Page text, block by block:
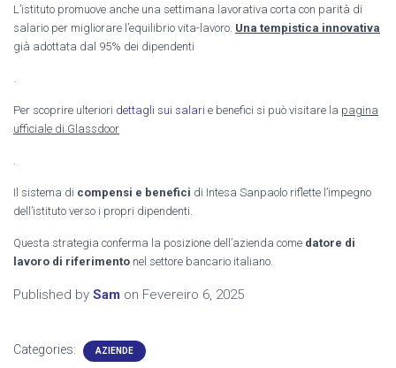
L’istituto promuove anche una settimana lavorativa corta con parità di
salario per migliorare l’equilibrio vita-lavoro. Una tempistica innovativa
già adottata dal 95% dei dipendenti
Per scoprire ulteriori dettagli sui salari e benefici si può visitare la pagina
ufficiale di Glassdoor
Il sistema di compensi e benefici di Intesa Sanpaolo riflette l’impegno
dell’istituto verso i propri dipendenti.
Questa strategia conferma la posizione dell’azienda come datore di
lavoro di riferimento nel settore bancario italiano.
Published by Sam on Fevereiro 6, 2025
Categories: AZIENDE